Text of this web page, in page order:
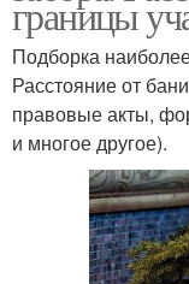
границы
Подборка
Расстояние от
правовые акты,
и многое другое).